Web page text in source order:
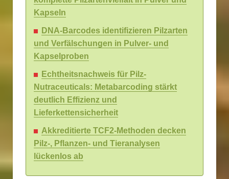
Kapseln
DNA-Barcodes identifizieren Pilzarten
und Verfälschungen in Pulver- und
Kapselproben
Echtheitsnachweis für Pilz-
Nutraceuticals: Metabarcoding stärkt
deutlich Effizienz und
Lieferkettensicherheit
Akkreditierte TCF2-Methoden decken
Pilz-, Pflanzen- und Tieranalysen
lückenlos ab